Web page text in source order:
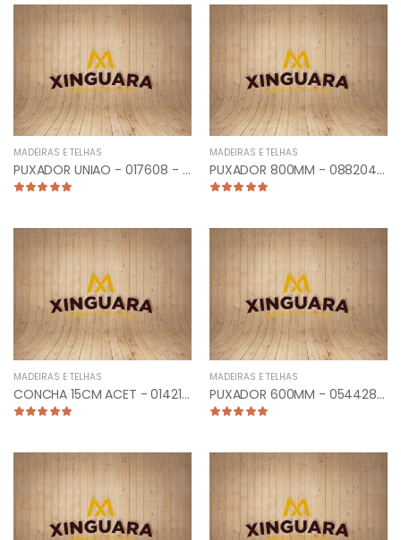
INSCREVER
Não exibir mais esta popup.
Politica de privacidade
MADEIRAS E TELHAS
PUXADOR UNIAO - 017608 - CLASSIC 15CM ZLO
MADEIRAS E TELHAS
PUXADOR 800MM - 088204 - TUB. CURVO FRONTAL CROMADO
MADEIRAS E TELHAS
CONCHA 15CM ACET - 014212 - UNIAO 2/PARAF
MADEIRAS E TELHAS
PUXADOR 600MM - 054428 - PLANO RETO ESCOVADO